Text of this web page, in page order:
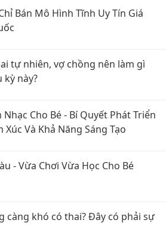
Bán Mô Hình Tĩnh Uy Tín Giá
tự nhiên, vợ chồng nên làm gì
kỳ này?
Cho Bé - Bí Quyết Phát Triển
Xúc Và Khả Năng Sáng Tạo
- Vừa Chơi Vừa Học Cho Bé
càng khó có thai? Đây có phải sự